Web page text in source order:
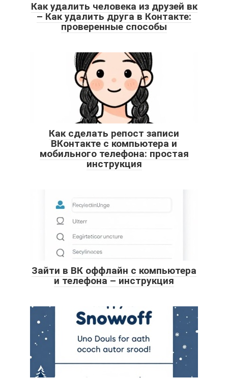
Как удалить человека из друзей вк
– Как удалить друга в Контакте:
проверенные способы
Как сделать репост записи
ВКонтакте с компьютера и
мобильного телефона: простая
инструкция
Зайти в ВК оффлайн с компьютера
и телефона – инструкция